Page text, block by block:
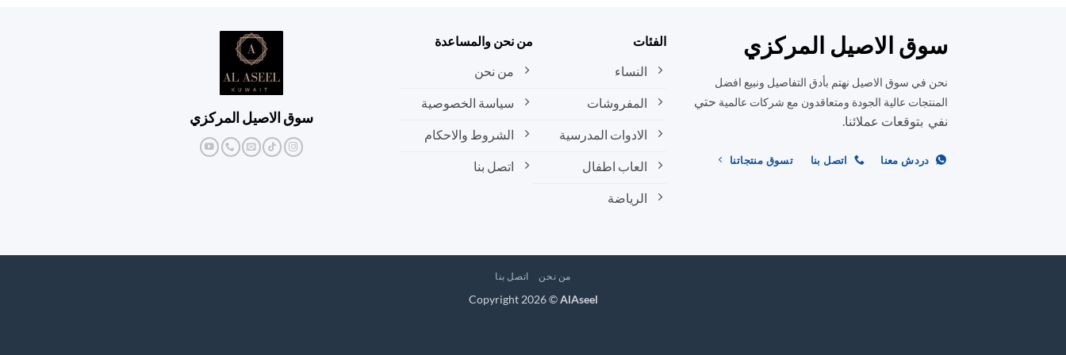
المختلفة
لهذا
يمكن
اختيار
صفحة
لهذا
المنتج.
اختيار
صفحة
سوق الاصيل المركزي
نحن في سوق الاصيل نهتم بأدق التفاصيل ونبيع افضل
المنتجات عالية الجودة ومتعاقدون مع شركات عالمية حتي
نفي بتوقعات عملائنا.
دردش معنا اتصل بنا تسوق منتجاتنا
الفئات
النساء
المفروشات
الادوات المدرسية
العاب اطفال
الرياضة
من نحن والمساعدة
من نحن
سياسة الخصوصية
الشروط والاحكام
اتصل بنا
سوق الاصيل المركزي
من نحن اتصل بنا
Copyright 2026 ©AlAseel